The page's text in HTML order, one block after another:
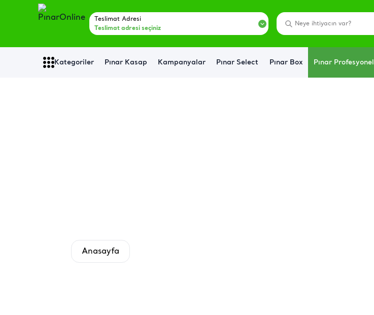
Teslimat Adresi
Teslimat adresi seçiniz
Kategoriler Pınar Kasap Kampanyalar Pınar Select Pınar Box Pınar Profesyonel
Anasayfa